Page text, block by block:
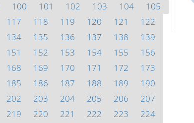
100 101 102 103 104
105
117 118 119 120 121
122
134 135 136 137 138
139
151 152 153 154 155
156
168 169 170 171 172
173
185 186 187 188 189
190
202 203 204 205 206
207
219 220 221 222 223
224